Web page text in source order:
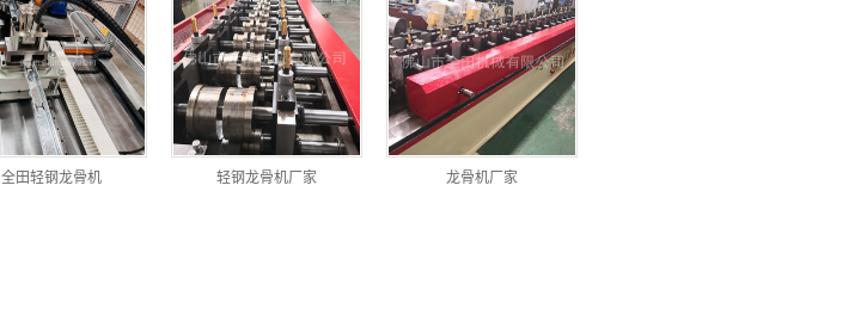
全田轻钢龙骨机 轻钢龙骨机厂家 龙骨机厂家